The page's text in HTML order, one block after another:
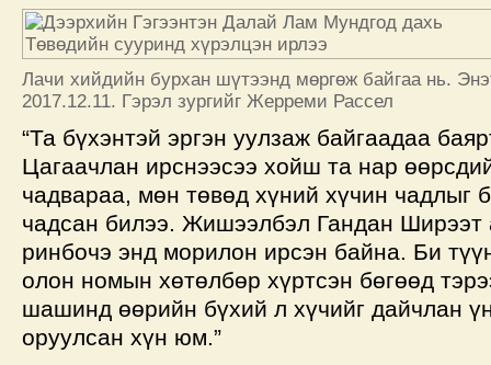
Лачи хийдийн бурхан шүтээнд мөргөж байгаа нь.
2017.12.11. Гэрэл зургийг Жерреми Рассел
“Та бүхэнтэй эргэн уулзаж байгаадаа
Цагаачлан ирснээсээ хойш та нар
чадвараа, мөн төвөд хүний хүчин чадлыг
чадсан билээ. Жишээлбэл Гандан Ширээт
ринбочэ энд морилон ирсэн байна. Би
олон номын хөтөлбөр хүртсэн бөгөөд
шашинд өөрийн бүхий л хүчийг дайчлан
оруулсан хүн юм.”